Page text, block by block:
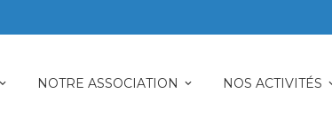
NOTRE ASSOCIATION NOS ACTIVITÉS